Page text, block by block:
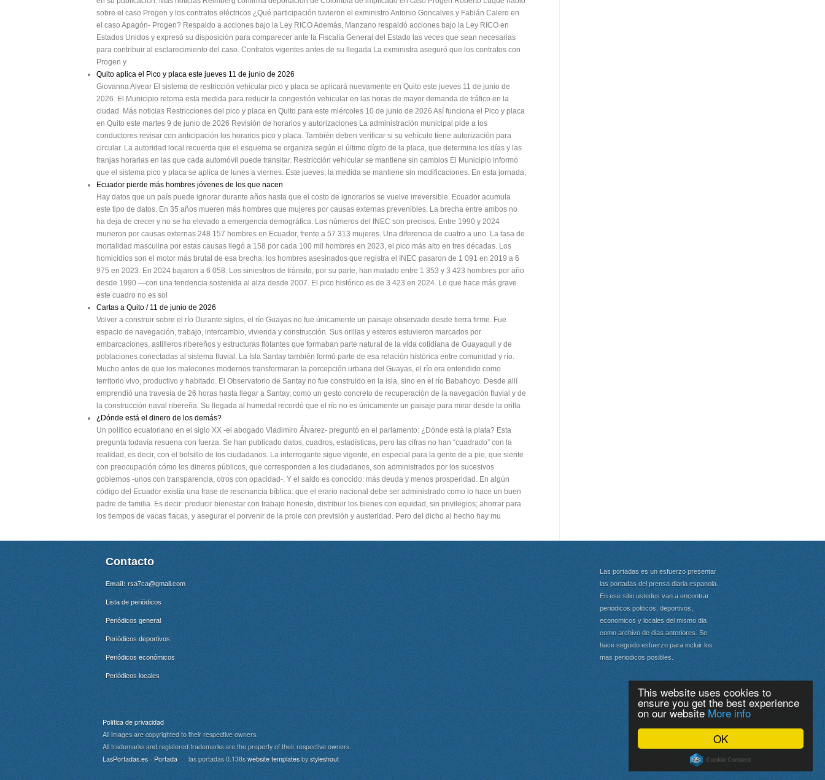
OK
This website uses cookies to
ensure you get the best experience
on our website More info
Cookie Consent plugin for the EU cookie law
sobre el caso Progen y los contratos eléctricos ¿Qué participación tuvieron el exministro Antonio Goncalves y Fabián Calero en
el caso Apagón- Progen? Respaldo a acciones bajo la Ley RICO Además, Manzano respaldó acciones bajo la Ley RICO en
Estados Unidos y expresó su disposición para comparecer ante la Fiscalía General del Estado las veces que sean necesarias
para contribuir al esclarecimiento del caso. Contratos vigentes antes de su llegada La exministra aseguró que los contratos con
Progen y
Quito aplica el Pico y placa este jueves 11 de junio de 2026
Giovanna Alvear El sistema de restricción vehicular pico y placa se aplicará nuevamente en Quito este jueves 11 de junio de
2026. El Municipio retoma esta medida para reducir la congestión vehicular en las horas de mayor demanda de tráfico en la
ciudad. Más noticias Restricciones del pico y placa en Quito para este miércoles 10 de junio de 2026 Así funciona el Pico y placa
en Quito este martes 9 de junio de 2026 Revisión de horarios y autorizaciones La administración municipal pide a los
conductores revisar con anticipación los horarios pico y placa. También deben verificar si su vehículo tiene autorización para
circular. La autoridad local recuerda que el esquema se organiza según el último dígito de la placa, que determina los días y las
franjas horarias en las que cada automóvil puede transitar. Restricción vehicular se mantiene sin cambios El Municipio informó
que el sistema pico y placa se aplica de lunes a viernes. Este jueves, la medida se mantiene sin modificaciones. En esta jornada,
Ecuador pierde más hombres jóvenes de los que nacen
Hay datos que un país puede ignorar durante años hasta que el costo de ignorarlos se vuelve irreversible. Ecuador acumula
este tipo de datos. En 35 años mueren más hombres que mujeres por causas externas prevenibles. La brecha entre ambos no
ha deja de crecer y no se ha elevado a emergencia demográfica. Los números del INEC son precisos. Entre 1990 y 2024
murieron por causas externas 248 157 hombres en Ecuador, frente a 57 313 mujeres. Una diferencia de cuatro a uno. La tasa de
mortalidad masculina por estas causas llegó a 158 por cada 100 mil hombres en 2023, el pico más alto en tres décadas. Los
homicidios son el motor más brutal de esa brecha: los hombres asesinados que registra el INEC pasaron de 1 091 en 2019 a 6
975 en 2023. En 2024 bajaron a 6 058. Los siniestros de tránsito, por su parte, han matado entre 1 353 y 3 423 hombres por año
desde 1990 —con una tendencia sostenida al alza desde 2007. El pico histórico es de 3 423 en 2024. Lo que hace más grave
este cuadro no es sol
Cartas a Quito / 11 de junio de 2026
Volver a construir sobre el río Durante siglos, el río Guayas no fue únicamente un paisaje observado desde tierra firme. Fue
espacio de navegación, trabajo, intercambio, vivienda y construcción. Sus orillas y esteros estuvieron marcados por
embarcaciones, astilleros ribereños y estructuras flotantes que formaban parte natural de la vida cotidiana de Guayaquil y de
poblaciones conectadas al sistema fluvial. La Isla Santay también formó parte de esa relación histórica entre comunidad y río.
Mucho antes de que los malecones modernos transformaran la percepción urbana del Guayas, el río era entendido como
territorio vivo, productivo y habitado. El Observatorio de Santay no fue construido en la isla, sino en el río Babahoyo. Desde allí
emprendió una travesía de 26 horas hasta llegar a Santay, como un gesto concreto de recuperación de la navegación fluvial y de
la construcción naval ribereña. Su llegada al humedal recordó que el río no es únicamente un paisaje para mirar desde la orilla
¿Dónde está el dinero de los demás?
Un político ecuatoriano en el siglo XX -el abogado Vladimiro Álvarez- preguntó en el parlamento: ¿Dónde está la plata? Esta
pregunta todavía resuena con fuerza. Se han publicado datos, cuadros, estadísticas, pero las cifras no han “cuadrado” con la
realidad, es decir, con el bolsillo de los ciudadanos. La interrogante sigue vigente, en especial para la gente de a pie, que siente
con preocupación cómo los dineros públicos, que corresponden a los ciudadanos, son administrados por los sucesivos
gobiernos -unos con transparencia, otros con opacidad-. Y el saldo es conocido: más deuda y menos prosperidad. En algún
código del Ecuador existía una frase de resonancia bíblica: que el erario nacional debe ser administrado como lo hace un buen
padre de familia. Es decir: producir bienestar con trabajo honesto, distribuir los bienes con equidad, sin privilegios; ahorrar para
los tiempos de vacas flacas, y asegurar el porvenir de la prole con previsión y austeridad. Pero del dicho al hecho hay mu
Contacto
Email: rsa7ca@gmail.com
Lista de periódicos
Periódicos general
Periódicos deportivos
Periódicos económicos
Periódicos locales
Las portadas es un esfuerzo presentar
las portadas del prensa diaria espanola.
En ese sitio ustedes van a encontrar
periodicos politicos, deportivos,
economicos y locales del mismo dia
como archivo de dias anteriores. Se
hace seguido esfuerzo para incluir los
mas periodicos posibles.
Política de privacidad
All images are copyrighted to their respective owners.
All trademarks and registered trademarks are the property of their respective owners.
LasPortadas.es - Portada las portadas 0.138s website templates by styleshout